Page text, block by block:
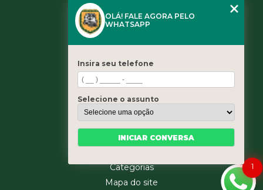
(11) 3461-5871
contato@leaoservicos.com.br
Home
Quem somos
Serviços
Blog
Categorias
Mapa do site
1
OLÁ! FALE AGORA PELO
WHATSAPP
Insira seu telefone
Selecione o assunto
INICIAR CONVERSA